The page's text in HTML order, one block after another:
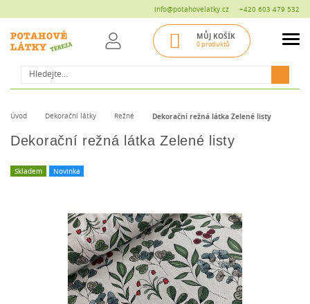
info@potahovelatky.cz +420 603 479 532
Hledat
MŮJ KOŠÍK
0 produktů
Úvod Dekorační látky Režné Dekorační režná látka Zelené listy
Dekorační režná látka Zelené listy
Skladem Novinka